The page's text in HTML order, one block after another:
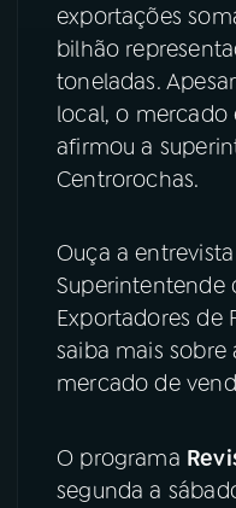
exportações
bilhão
toneladas.
local, o mercado
afirmou a
Centrorochas.
Ouça a
Superintentende
Exportadores de
saiba mais sobre
mercado de
O programa
segunda a